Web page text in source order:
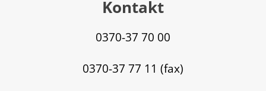
Kontakt
0370-37 70 00
0370-37 77 11 (fax)